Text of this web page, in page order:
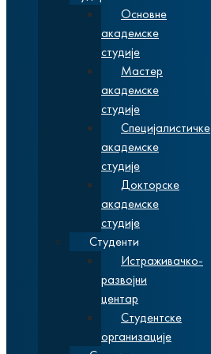
Основне
академске
студије
Мастер
академске
студије
Специјалистичке
академске
студије
Докторске
академске
студије
Студенти
Истраживачко-
развојни
центар
Студентске
организације